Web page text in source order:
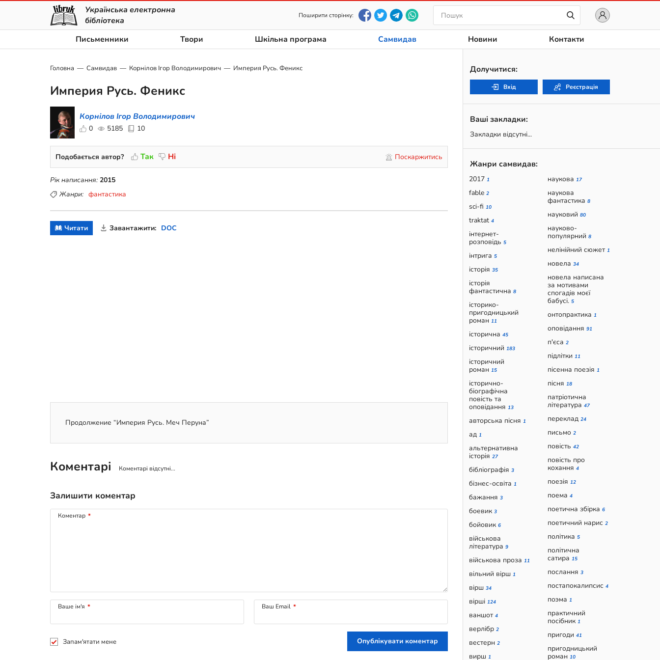
Українська електронна
бібліотека
Поширити сторінку:
Письменники Твори Шкільна програма Самвидав Новини Контакти
Долучитися:
Вхід Реєстрація
Ваші закладки:
Закладки відсутні...
Жанри самвидав:
2017 1
fable 2
sci-fi 10
traktat 4
інтернет-
розповідь 5
інтрига 5
історія 35
історія
фантастична 8
історико-
пригодницький
роман 11
історична 45
історичний 183
історичний
роман 15
історично-
біографічна
повість та
оповідання 13
авторська пісня 1
ад 1
альтернативна
історія 27
бібліографія 3
бізнес-освіта 1
бажання 3
боевик 3
бойовик 6
військова
література 9
військова проза 11
вільний вірш 1
вірш 34
вірші 124
ваншот 4
верлібр 2
вестерн 2
вирш 1
наукова 17
наукова
фантастика 8
науковий 80
науково-
популярний 8
нелінійний сюжет 1
новела 34
новела написана
за мотивами
спогадів моєї
бабусі. 5
онтопрактика 1
оповідання 91
п'єса 2
підлітки 11
пісенна поезія 1
пісня 18
патріотична
література 47
переклад 24
письмо 2
повість 42
повість про
кохання 4
поезія 12
поема 4
поетична збірка 6
поетичний нарис 2
політика 5
політична
сатира 15
послання 3
постапокалипсис 4
поэма 1
практичний
посібник 1
пригоди 41
пригодницький
роман 10
Головна Самвидав Корнілов Ігор Володимирович Империя Русь. Феникс
Империя Русь. Феникс
Корнілов Ігор Володимирович
0 5185 10
Подобається автор? Так Ні Поскаржитись
Рік написання: 2015
Жанри: фантастика
Читати Завантажити: DOC
Продолжение “Империя Русь. Меч Перуна”
Коментарі Коментарі відсутні...
Залишити коментар
Коментар *
Ваше ім'я * Ваш Email *
Запам'ятати мене Опублікувати коментар